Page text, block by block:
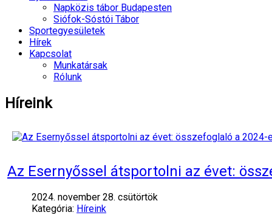
Napközis tábor Budapesten
Siófok-Sóstói Tábor
Sportegyesületek
Hírek
Kapcsolat
Munkatársak
Rólunk
Híreink
Az Esernyőssel átsportolni az évet:
2024. november 28. csütörtök
Kategória: Híreink